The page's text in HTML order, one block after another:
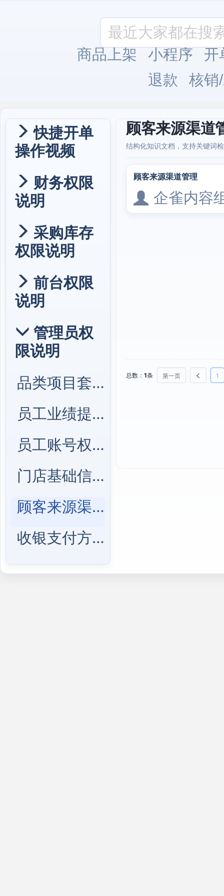
商品上架 小程序
开
退款
核销
快捷开单
操作视频
财务权限
说明
采购库存
权限说明
前台权限
说明
管理员权
限说明
品类项目套餐管理
员工业绩提成管理
员工账号权限管理
门店基础信息管理
顾客来源渠道管理
收银支付方式管理
顾客来源渠道
结构化知识文档，支持关键词
顾客来源渠道管理
企雀内容
总数： 1条 第一页 1